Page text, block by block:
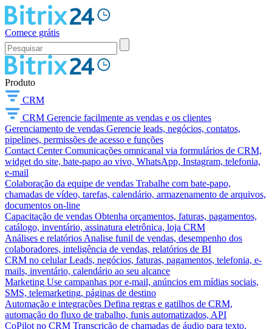
Comece grátis
Produto
CRM
CRM Gerencie facilmente as vendas e os clientes
Gerenciamento de vendas Gerencie leads, negócios, contatos,
pipelines, permissões de acesso e funções
Contact Center Comunicações omnicanal via formulários de CRM,
widget do site, bate-papo ao vivo, WhatsApp, Instagram, telefonia,
e-mail
Colaboração da equipe de vendas Trabalhe com bate-papo,
chamadas de vídeo, tarefas, calendário, armazenamento de arquivos,
documentos on-line
Capacitação de vendas Obtenha orçamentos, faturas, pagamentos,
catálogo, inventário, assinatura eletrônica, loja CRM
Análises e relatórios Analise funil de vendas, desempenho dos
colaboradores, inteligência de vendas, relatórios de BI
CRM no celular Leads, negócios, faturas, pagamentos, telefonia, e-
mails, inventário, calendário ao seu alcance
Marketing Use campanhas por e-mail, anúncios em mídias sociais,
SMS, telemarketing, páginas de destino
Automação e integrações Defina regras e gatilhos de CRM,
automação do fluxo de trabalho, funis automatizados, API
CoPilot no CRM Transcrição de chamadas de áudio para texto,